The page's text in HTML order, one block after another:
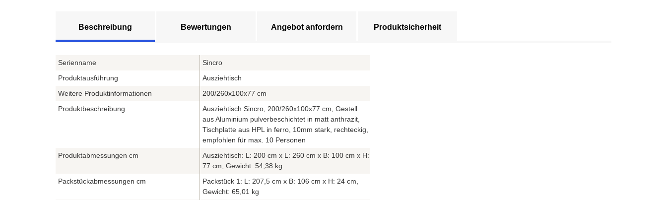
Beschreibung Bewertungen Angebot anfordern Produktsicherheit
Serienname
Sincro
Produktausführung
Ausziehtisch
Weitere Produktinformationen
200/260x100x77 cm
Produktbeschreibung
Ausziehtisch Sincro, 200/260x100x77 cm, Gestell
aus Aluminium pulverbeschichtet in matt anthrazit,
Tischplatte aus HPL in ferro, 10mm stark, rechteckig,
empfohlen für max. 10 Personen
Produktabmessungen cm
Ausziehtisch: L: 200 cm x L: 260 cm x B: 100 cm x H:
77 cm, Gewicht: 54,38 kg
Packstückabmessungen cm
Packstück 1: L: 207,5 cm x B: 106 cm x H: 24 cm,
Gewicht: 65,01 kg